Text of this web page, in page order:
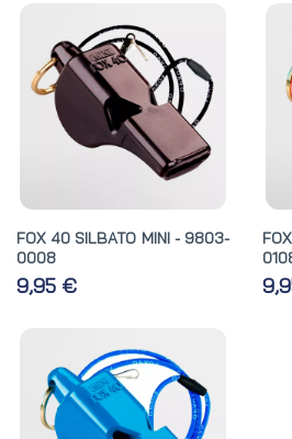
FOX 40 SILBATO MINI - 9803-
0008
9,95 €